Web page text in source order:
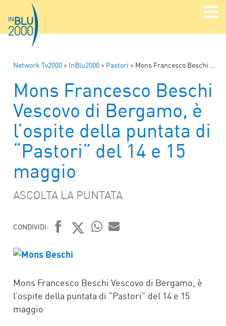
Network Tv2000 > InBlu2000 > Pastori > Mons Francesco Beschi Vescovo di Bergamo, è l’ospite della puntata di “Pastori” del 14 e 15 maggio
Mons Francesco Beschi
Vescovo di Bergamo, è
l’ospite della puntata di
“Pastori” del 14 e 15
maggio
ASCOLTA LA PUNTATA
CONDIVIDI:
FACEBOOK
TWITTER
Mons Francesco Beschi Vescovo di Bergamo, è
l’ospite della puntata di “Pastori” del 14 e 15
maggio